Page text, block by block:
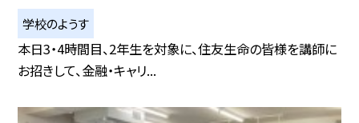
学校のようす
本日3・4時間目、2年生を対象に、住友生命の皆様を講師に
お招きして、金融・キャリ...